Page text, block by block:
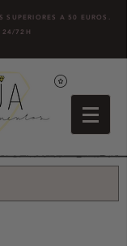
SUPERIORES A 50 EUROS.
24/72H